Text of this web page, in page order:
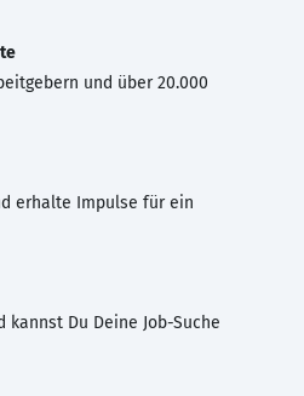
und über 20.000
erhalte Impulse für ein
Du Deine Job-Suche